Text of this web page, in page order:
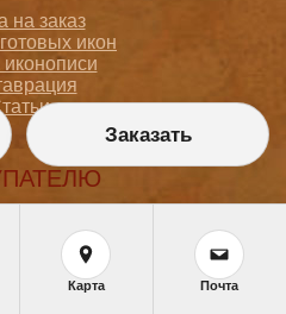
на заказ
икон
заказ
и оплата
Заказать
Карта Почта